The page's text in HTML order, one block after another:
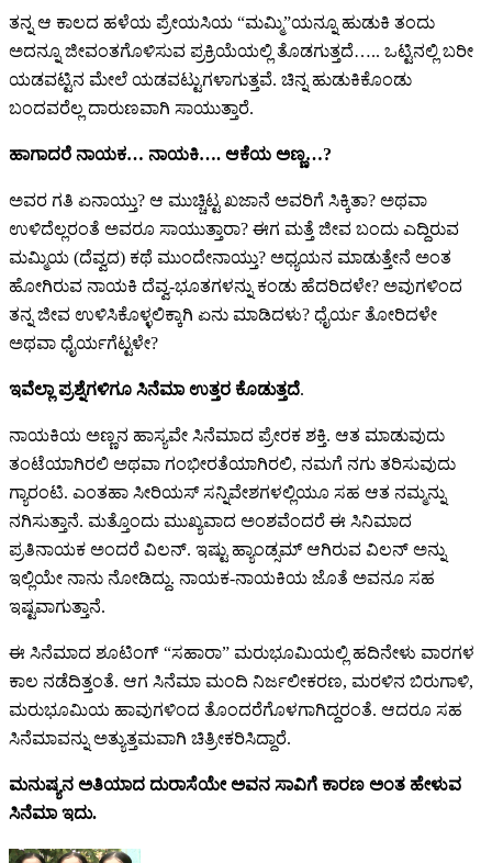
ತನ್ನ ಆ ಕಾಲದ ಹಳೆಯ ಪ್ರೇಯಸಿಯ “ಮಮ್ಮಿ”ಯನ್ನೂ ಹುಡುಕಿ ತಂದು
ಅದನ್ನೂ ಜೀವಂತಗೊಳಿಸುವ ಪ್ರಕ್ರಿಯೆಯಲ್ಲಿ ತೊಡಗುತ್ತದೆ….. ಒಟ್ಟಿನಲ್ಲಿ ಬರೀ
ಯಡವಟ್ಟಿನ ಮೇಲೆ ಯಡವಟ್ಟುಗಳಾಗುತ್ತವೆ. ಚಿನ್ನ ಹುಡುಕಿಕೊಂಡು
ಬಂದವರೆಲ್ಲ ದಾರುಣವಾಗಿ ಸಾಯುತ್ತಾರೆ.
ಹಾಗಾದರೆ ನಾಯಕ… ನಾಯಕಿ…. ಆಕೆಯ ಅಣ್ಣ…?
ಅವರ ಗತಿ ಏನಾಯ್ತು? ಆ ಮುಚ್ಚಿಟ್ಟ ಖಜಾನೆ ಅವರಿಗೆ ಸಿಕ್ಕಿತಾ? ಅಥವಾ
ಉಳಿದೆಲ್ಲರಂತೆ ಅವರೂ ಸಾಯುತ್ತಾರಾ? ಈಗ ಮತ್ತೆ ಜೀವ ಬಂದು ಎದ್ದಿರುವ
ಮಮ್ಮಿಯ (ದೆವ್ವದ) ಕಥೆ ಮುಂದೇನಾಯ್ತು? ಅಧ್ಯಯನ ಮಾಡುತ್ತೇನೆ ಅಂತ
ಹೋಗಿರುವ ನಾಯಕಿ ದೆವ್ವ-ಭೂತಗಳನ್ನು ಕಂಡು ಹೆದರಿದಳೇ? ಅವುಗಳಿಂದ
ತನ್ನ ಜೀವ ಉಳಿಸಿಕೊಳ್ಳಲಿಕ್ಕಾಗಿ ಏನು ಮಾಡಿದಳು? ಧೈರ್ಯ ತೋರಿದಳೇ
ಅಥವಾ ಧೈರ್ಯಗೆಟ್ಟಳೇ?
ಇವೆಲ್ಲಾ ಪ್ರಶ್ನೆಗಳಿಗೂ ಸಿನೆಮಾ ಉತ್ತರ ಕೊಡುತ್ತದೆ.
ನಾಯಕಿಯ ಅಣ್ಣನ ಹಾಸ್ಯವೇ ಸಿನೆಮಾದ ಪ್ರೇರಕ ಶಕ್ತಿ. ಆತ ಮಾಡುವುದು
ತಂಟೆಯಾಗಿರಲಿ ಅಥವಾ ಗಂಭೀರತೆಯಾಗಿರಲಿ, ನಮಗೆ ನಗು ತರಿಸುವುದು
ಗ್ಯಾರಂಟಿ. ಎಂತಹಾ ಸೀರಿಯಸ್ ಸನ್ನಿವೇಶಗಳಲ್ಲಿಯೂ ಸಹ ಆತ ನಮ್ಮನ್ನು
ನಗಿಸುತ್ತಾನೆ. ಮತ್ತೊಂದು ಮುಖ್ಯವಾದ ಅಂಶವೆಂದರೆ ಈ ಸಿನಿಮಾದ
ಪ್ರತಿನಾಯಕ ಅಂದರೆ ವಿಲನ್. ಇಷ್ಟು ಹ್ಯಾಂಡ್ಸಮ್ ಆಗಿರುವ ವಿಲನ್ ಅನ್ನು
ಇಲ್ಲಿಯೇ ನಾನು ನೋಡಿದ್ದು. ನಾಯಕ-ನಾಯಕಿಯ ಜೊತೆ ಅವನೂ ಸಹ
ಇಷ್ಟವಾಗುತ್ತಾನೆ.
ಈ ಸಿನೆಮಾದ ಶೂಟಿಂಗ್ “ಸಹಾರಾ” ಮರುಭೂಮಿಯಲ್ಲಿ ಹದಿನೇಳು ವಾರಗಳ
ಕಾಲ ನಡೆದಿತ್ತಂತೆ. ಆಗ ಸಿನೆಮಾ ಮಂದಿ ನಿರ್ಜಲೀಕರಣ, ಮರಳಿನ ಬಿರುಗಾಳಿ,
ಮರುಭೂಮಿಯ ಹಾವುಗಳಿಂದ ತೊಂದರೆಗೊಳಗಾಗಿದ್ದರಂತೆ. ಆದರೂ ಸಹ
ಸಿನೆಮಾವನ್ನು ಅತ್ಯುತ್ತಮವಾಗಿ ಚಿತ್ರೀಕರಿಸಿದ್ದಾರೆ.
ಮನುಷ್ಯನ ಅತಿಯಾದ ದುರಾಸೆಯೇ ಅವನ ಸಾವಿಗೆ ಕಾರಣ ಅಂತ ಹೇಳುವ
ಸಿನೆಮಾ ಇದು.